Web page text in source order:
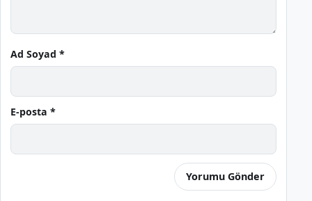
Ad Soyad *
E-posta *